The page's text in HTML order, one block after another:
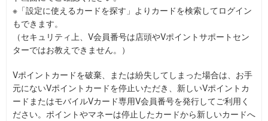
※「設定に使えるカードを探す」よりカードを検索してログイン
もできます。
（セキュリティ上、V会員番号は店頭やVポイントサポートセン
ターではお教えできません。）
Vポイントカードを破棄、または紛失してしまった場合は、お手
元にないVポイントカードを停止いただき、新しいVポイントカ
ードまたはモバイルVカード専用V会員番号を発行してご利用く
ださい。ポイントやマネーは停止したカードから新しいカードへ